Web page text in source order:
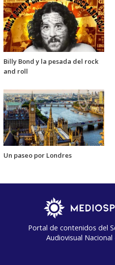
Billy Bond y la pesada del rock
and roll
Un paseo por Londres
Portal de contenidos del
Audiovisual Nacional